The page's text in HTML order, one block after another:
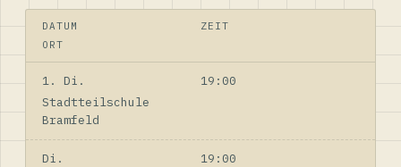
DATUM
ZEIT
ORT
1. Di.
19:00
Stadtteilschule
Bramfeld
Di.
19:00